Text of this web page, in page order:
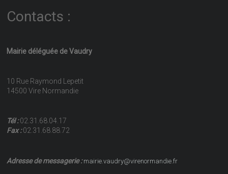
Contacts :
Mairie déléguée de Vaudry
10 Rue Raymond Lepetit
14500 Vire Normandie
Tél :02.31.68.04.17
Fax :02.31.68.88.72
Adresse de messagerie :mairie.vaudry@virenormandie.fr